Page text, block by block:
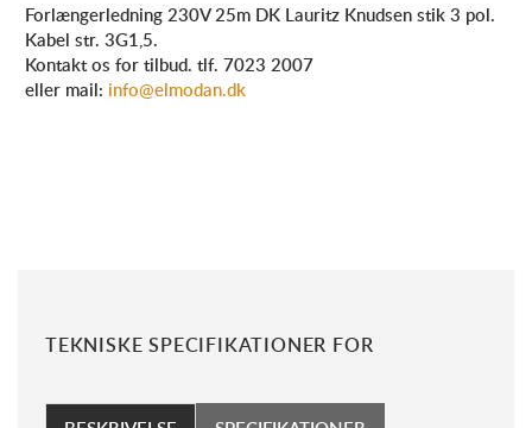
Forlængerledning 230V 25m DK Lauritz Knudsen stik 3 pol.
Kabel str. 3G1,5.
Kontakt os for tilbud. tlf. 7023 2007
eller mail: info@elmodan.dk
TEKNISKE SPECIFIKATIONER FOR